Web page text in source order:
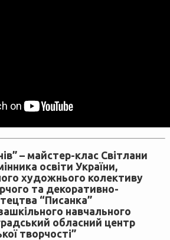
– майстер-клас Світлани
освіти України,
художнього колективу
та декоративно-
“Писанка”
навчального
обласний центр
творчості”